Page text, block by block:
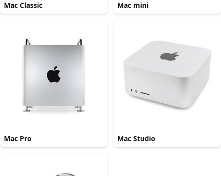
Mac Classic Mac mini
Mac Pro Mac Studio